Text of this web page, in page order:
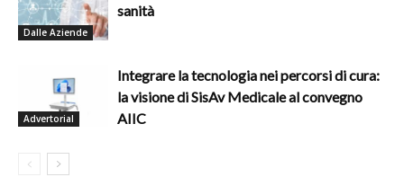
Dalle Aziende
sanità
Advertorial
Integrare la tecnologia nei percorsi di cura:
la visione di SisAv Medicale al convegno
AIIC